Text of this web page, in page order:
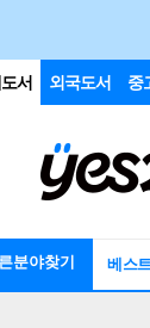
서 외국도서 중
분야찾기 베스